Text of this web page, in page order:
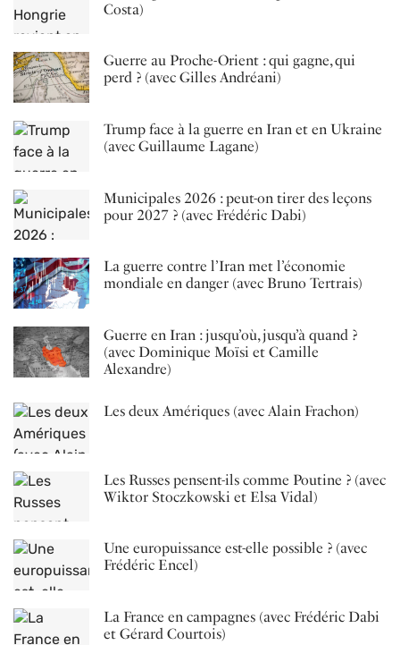
Costa)
Guerre au Proche-Orient : qui gagne, qui
perd ? (avec Gilles Andréani)
Trump face à la guerre en Iran et en Ukraine
(avec Guillaume Lagane)
Municipales 2026 : peut-on tirer des leçons
pour 2027 ? (avec Frédéric Dabi)
La guerre contre l’Iran met l’économie
mondiale en danger (avec Bruno Tertrais)
Guerre en Iran : jusqu’où, jusqu’à quand ?
(avec Dominique Moïsi et Camille
Alexandre)
Les deux Amériques (avec Alain Frachon)
Les Russes pensent-ils comme Poutine ? (avec
Wiktor Stoczkowski et Elsa Vidal)
Une europuissance est-elle possible ? (avec
Frédéric Encel)
La France en campagnes (avec Frédéric Dabi
et Gérard Courtois)